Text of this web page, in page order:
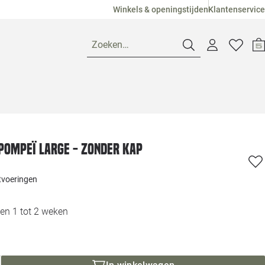
Winkels & openingstijdenKlantenservice
Zoeken…
large - zonder kap
1 tot 2 weken